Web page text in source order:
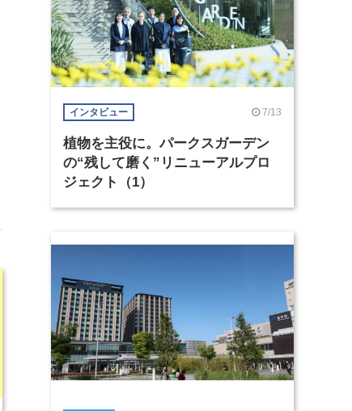
インタビュー 7/13
植物を主役に。パークスガーデン
の“残して磨く”リニューアルプロ
ジェクト（1）